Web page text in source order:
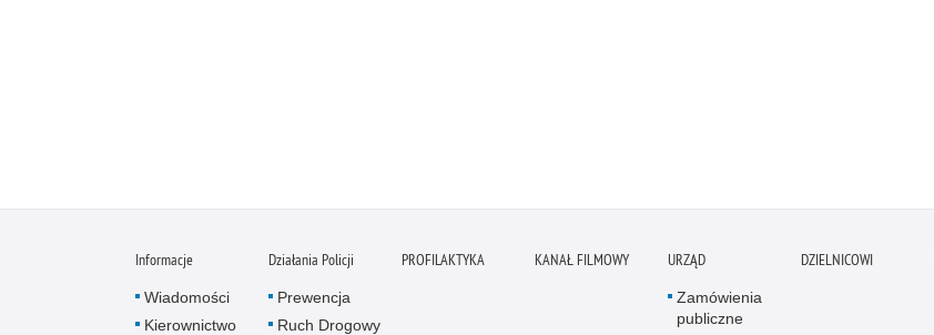
Informacje
Wiadomości
Kierownictwo
Działania Policji
Prewencja
Ruch Drogowy
PROFILAKTYKA KANAŁ FILMOWY URZĄD
Zamówienia
publiczne
DZIELNICOWI